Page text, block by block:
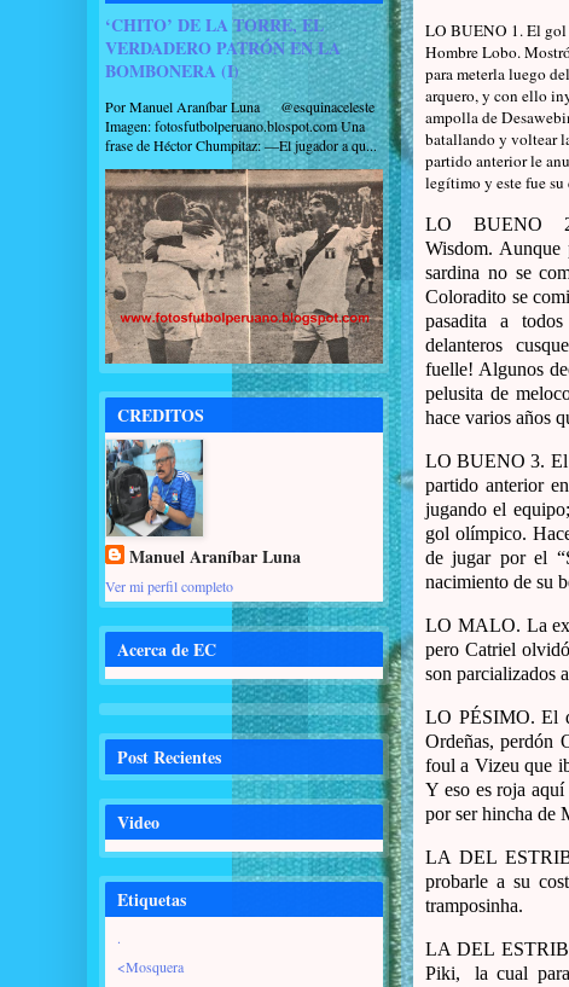
LO BUENO 1. El gol
Hombre Lobo.
para meterla luego
arquero, y con ello
ampolla de
batallando y voltear
partido anterior le
legítimo y este fue su
LO BUENO
Wisdom. Aunque
sardina no se
Coloradito se
pasadita a
delanteros
fuelle! Algunos
pelusita de
hace varios años
LO BUENO 3. El
partido anterior
jugando el
gol olímpico.
de jugar por el
nacimiento de su
LO MALO. La
pero Catriel
son parcializados
LO PÉSIMO. El
Ordeñas, perdón
foul a Vizeu que
Y eso es roja
por ser hincha de
LA DEL
probarle a su
tramposinha.
LA DEL
Piki,
la cual
‘CHITO’ DE LA TORRE, EL
VERDADERO PATRÓN EN LA
BOMBONERA (I)
Por Manuel Araníbar Luna @esquinaceleste
Imagen: fotosfutbolperuano.blospot.com Una
frase de Héctor Chumpitaz: —El jugador a qu...
CREDITOS
Manuel Araníbar Luna
Ver mi perfil completo
Acerca de EC
Post Recientes
Video
Etiquetas
.
<Mosquera